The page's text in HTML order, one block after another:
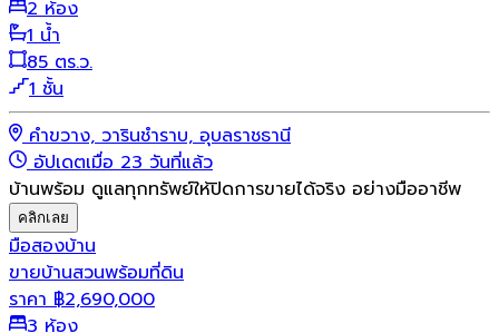
2 ห้อง
1 น้ำ
85 ตร.ว.
1 ชั้น
คำขวาง, วารินชำราบ, อุบลราชธานี
อัปเดตเมื่อ 23 วันที่แล้ว
บ้านพร้อม ดูแลทุกทรัพย์ให้ปิดการขายได้จริง อย่างมืออาชีพ
คลิกเลย
มือสองบ้าน
ขายบ้านสวนพร้อมที่ดิน
ราคา ฿2,690,000
3 ห้อง